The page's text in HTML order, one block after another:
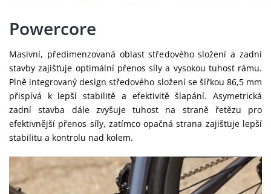
Powercore
Masivní, předimenzovaná oblast středového složení a zadní
stavby zajišťuje optimální přenos síly a vysokou tuhost rámu.
Plně integrovaný design středového složení se šířkou 86,5 mm
přispívá k lepší stabilitě a efektivitě šlapání. Asymetrická
zadní stavba dále zvyšuje tuhost na straně řetězu pro
efektivnější přenos síly, zatímco opačná strana zajišťuje lepší
stabilitu a kontrolu nad kolem.